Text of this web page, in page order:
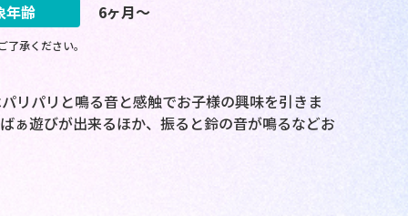
年齢
6ヶ月～
承ください。
リパリと鳴る音と感触でお子様の興味を引きま
ぁ遊びが出来るほか、振ると鈴の音が鳴るなどお